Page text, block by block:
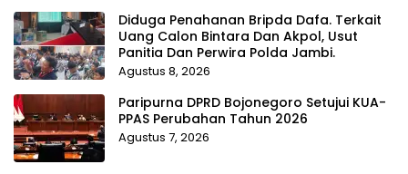
Diduga Penahanan Bripda Dafa. Terkait
Uang Calon Bintara Dan Akpol, Usut
Panitia Dan Perwira Polda Jambi.
Agustus 8, 2026
Paripurna DPRD Bojonegoro Setujui KUA-
PPAS Perubahan Tahun 2026
Agustus 7, 2026